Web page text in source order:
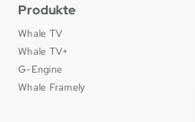
Produkte
Whale TV
Whale TV+
G-Engine
Whale Framely